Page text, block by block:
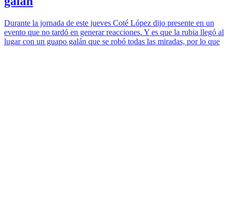
Durante la jornada de este jueves Coté López dijo presente en un
evento que no tardó en generar reacciones. Y es que la rubia llegó al
lugar con un guapo galán que se robó todas las miradas, por lo que